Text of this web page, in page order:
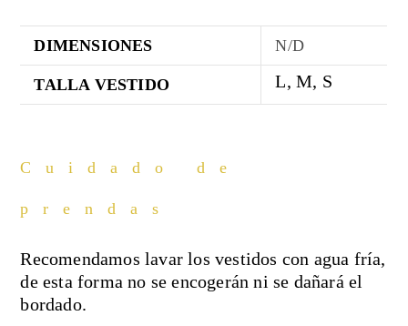
DIMENSIONES N/D
TALLA VESTIDO L, M, S
Cuidado de
prendas
Recomendamos lavar los vestidos con agua fría,
de esta forma no se encogerán ni se dañará el
bordado.